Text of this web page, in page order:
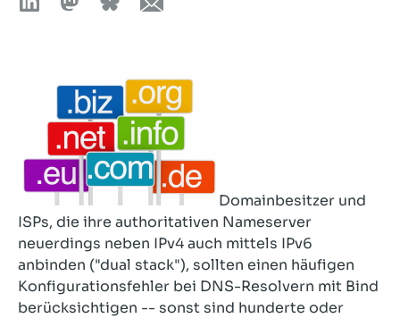
Domainbesitzer und
ISPs, die ihre authoritativen Nameserver
neuerdings neben IPv4 auch mittels IPv6
anbinden ("dual stack"), sollten einen häufigen
Konfigurationsfehler bei DNS-Resolvern mit Bind
berücksichtigen -- sonst sind hunderte oder